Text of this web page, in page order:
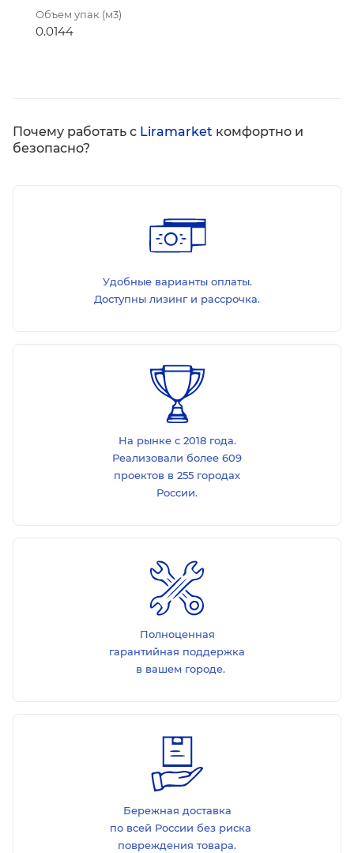
Объем упак (м3)
0.0144
Почему работать с Liramarket комфортно и
безопасно?
Удобные варианты оплаты.
Доступны лизинг и рассрочка.
На рынке с 2018 года.
Реализовали более 609
проектов в 255 городах
России.
Полноценная
гарантийная поддержка
в вашем городе.
Бережная доставка
по всей России без риска
повреждения товара.